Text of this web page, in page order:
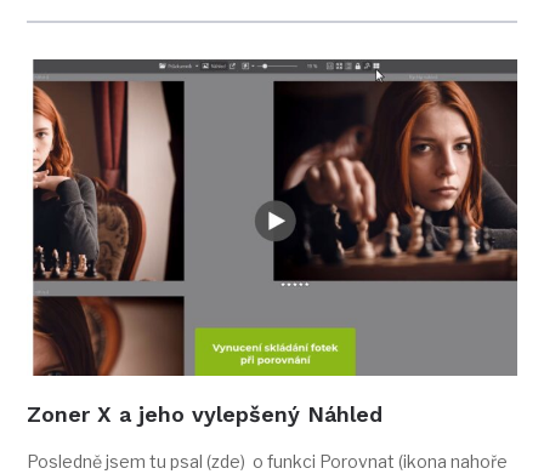
Zoner X a jeho vylepšený Náhled
Posledně jsem tu psal (zde) o funkci Porovnat (ikona nahoře